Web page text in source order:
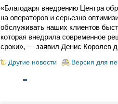
«Благодаря внедрению Центра
на операторов и серьезно
обслуживать наших клиентов
которая внедрила современное
сроки», — заявил Денис Королев
Другие новости Версия для